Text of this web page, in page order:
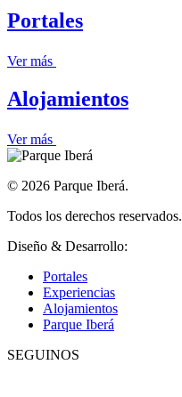
Portales
Ver más
Alojamientos
Ver más
© 2026 Parque Iberá.
Todos los derechos reservados.
Diseño & Desarrollo:
Portales
Experiencias
Alojamientos
Parque Iberá
SEGUINOS